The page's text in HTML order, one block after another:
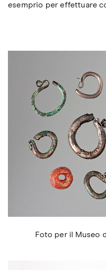
esemprio per effettuare
Foto per il Museo